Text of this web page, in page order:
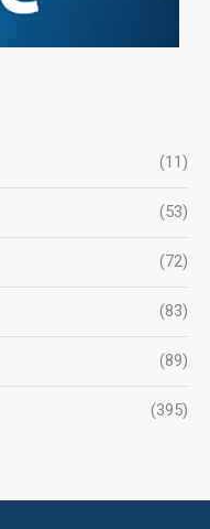
(11)
(53)
(72)
(83)
(89)
(395)